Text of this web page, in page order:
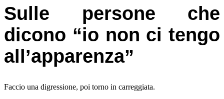
Sulle persone che
dicono “io non ci tengo
all’apparenza”
Faccio una digressione, poi torno in carreggiata.